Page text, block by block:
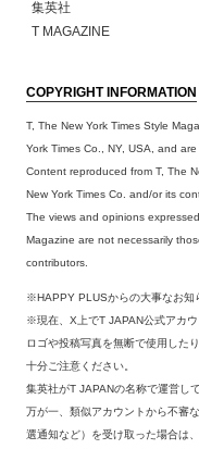
集英社
T MAGAZINE
COPYRIGHT INFORMATION
T, The New York Times Style
York Times Co., NY, USA, and
Content reproduced from T, The
New York Times Co. and/or its
The views and opinions
Magazine are not necessarily
contributors.
※HAPPY PLUSからの大事なお知
※現在、X上でT JAPAN公式アカウ
ロゴや投稿写真を無断で使用した
十分ご注意ください。
集英社がT JAPANの名称で運営し
万が一、類似アカウントから不審
選通知など）を受け取った場合は